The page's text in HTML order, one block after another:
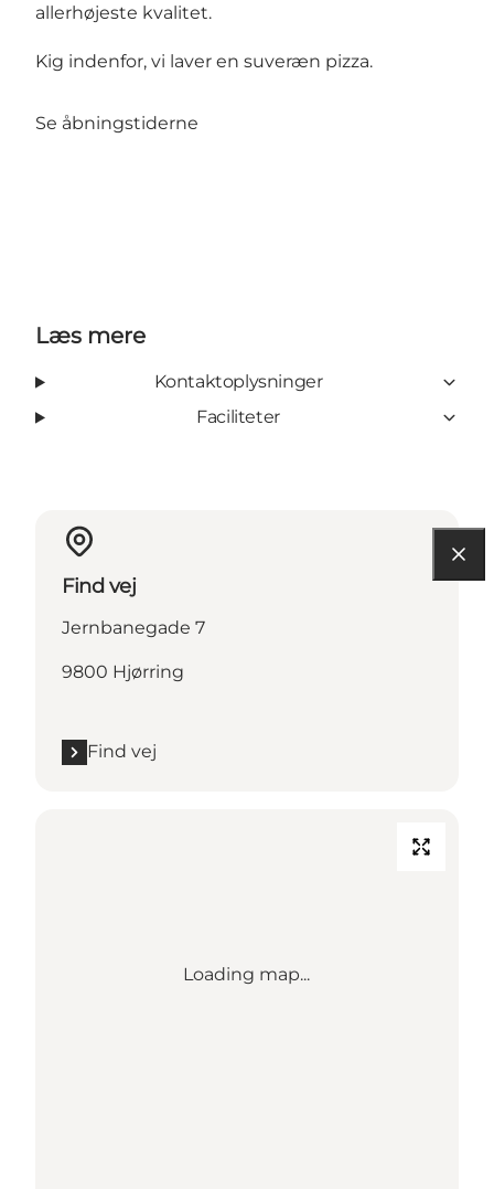
allerhøjeste kvalitet.
Kig indenfor, vi laver en suveræn pizza.
Se åbningstiderne
Læs mere
Kontaktoplysninger
Faciliteter
Find vej
Jernbanegade 7
9800 Hjørring
Find vej
Loading map...